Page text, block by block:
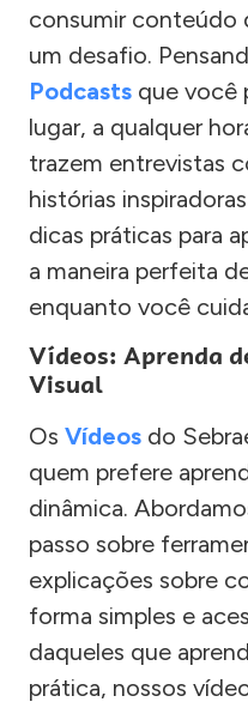
consumir conteúdo
um desafio.
Podcasts que você
lugar, a qualquer
trazem entrevistas
histórias
dicas práticas para
a maneira perfeita
enquanto você
Vídeos: Aprenda
Visual
Os Vídeos do
quem prefere
dinâmica.
passo sobre
explicações sobre
forma simples e
daqueles que
prática, nossos